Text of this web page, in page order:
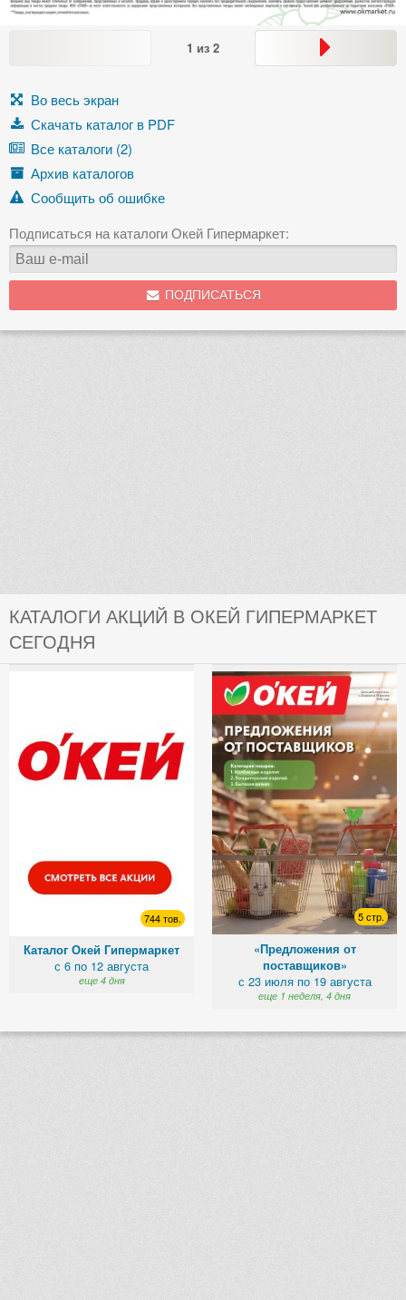
1 из 2
Во весь экран
Скачать каталог в PDF
Все каталоги (2)
Архив каталогов
Сообщить об ошибке
Подписаться на каталоги Окей Гипермаркет:
ПОДПИСАТЬСЯ
КАТАЛОГИ АКЦИЙ В ОКЕЙ ГИПЕРМАРКЕТ
СЕГОДНЯ
744 тов.
Каталог Окей Гипермаркет
с 6 по 12 августа
еще 4 дня
5 стр.
«Предложения от
поставщиков»
с 23 июля по 19 августа
еще 1 неделя, 4 дня